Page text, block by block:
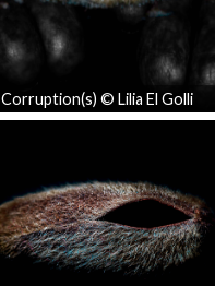
Corruption(s) © Lilia El Golli